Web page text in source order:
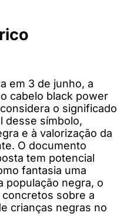
em 3 de junho, a
cabelo black power
o significado
desse símbolo,
e à valorização da
O documento
tem potencial
fantasia uma
população negra, o
sobre a
crianças negras no